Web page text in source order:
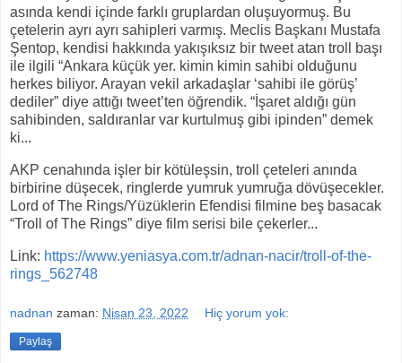
asında kendi içinde farklı gruplardan oluşuyormuş. Bu
çetelerin ayrı ayrı sahipleri varmış. Meclis Başkanı Mustafa
Şentop, kendisi hakkında yakışıksız bir tweet atan troll başı
ile ilgili “Ankara küçük yer. kimin kimin sahibi olduğunu
herkes biliyor. Arayan vekil arkadaşlar ‘sahibi ile görüş’
dediler” diye attığı tweet’ten öğrendik. “İşaret aldığı gün
sahibinden, saldıranlar var kurtulmuş gibi ipinden” demek
ki...
AKP cenahında işler bir kötüleşsin, troll çeteleri anında
birbirine düşecek, ringlerde yumruk yumruğa dövüşecekler.
Lord of The Rings/Yüzüklerin Efendisi filmine beş basacak
“Troll of The Rings” diye film serisi bile çekerler...
Link: https://www.yeniasya.com.tr/adnan-nacir/troll-of-the-
rings_562748
nadnan zaman: Nisan 23, 2022 Hiç yorum yok:
Paylaş